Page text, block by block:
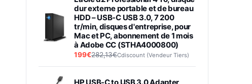
dur externe portable et de bureau
HDD – USB-C USB 3.0, 7 200
tr/min, disques d'entreprise, pour
Mac et PC, abonnement de 1 mois
à Adobe CC (STHA4000800)
199€282,13€Cdiscount (Vendeur Tiers)
HP USB-C to USB 3.0 Adapter